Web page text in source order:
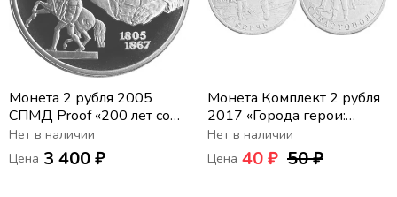
Монета 2 рубля 2005
СПМД Proof «200 лет со
дня рождения Петра
Клодта»
Нет в наличии
Цена 3 400 ₽
Монета Комплект 2 рубля
2017 «Города герои:
Керчь и Севастополь» (2
шт)
Нет в наличии
Цена 40 ₽ 50 ₽